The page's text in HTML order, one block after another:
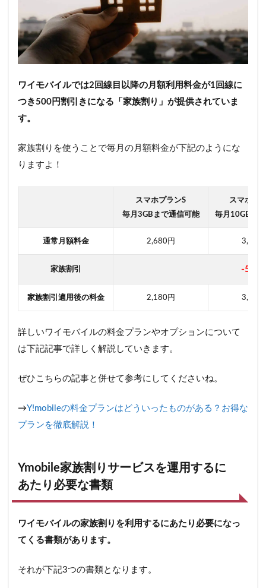
ワイモバイルでは2回線目以降の月額利用料金が1回線に
つき500円割引きになる「家族割り」が提供されていま
す。
家族割りを使うことで毎月の月額料金が下記のようにな
りますよ！
スマホプランS
毎月3GBまで通信可能
スマホプ
毎月10GBま
通常月額料金 2,680円 3,680
家族割引 -500
家族割引適用後の料金 2,180円 3,180
詳しいワイモバイルの料金プランやオプションについて
は下記記事で詳しく解説していきます。
ぜひこちらの記事と併せて参考にしてくださいね。
→Y!mobileの料金プランはどういったものがある？お得な
プランを徹底解説！
Ymobile家族割りサービスを運用するに
あたり必要な書類
ワイモバイルの家族割りを利用するにあたり必要になっ
てくる書類があります。
それが下記3つの書類となります。